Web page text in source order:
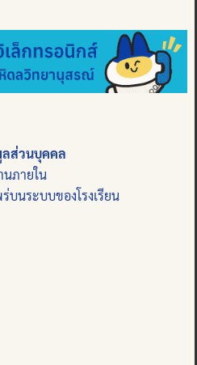
ลส่วนบุคคล
นภายใน
บนระบบของโรงเรียน